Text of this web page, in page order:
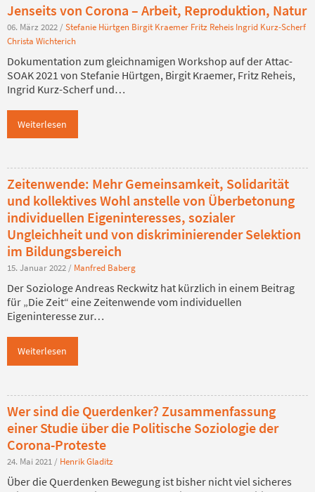
Jenseits von Corona – Arbeit, Reproduktion, Natur
06. März 2022 / Stefanie Hürtgen Birgit Kraemer Fritz Reheis Ingrid Kurz-Scherf
Christa Wichterich
Dokumentation zum gleichnamigen Workshop auf der Attac-
SOAK 2021 von Stefanie Hürtgen, Birgit Kraemer, Fritz Reheis,
Ingrid Kurz-Scherf und…
Weiterlesen
Zeitenwende: Mehr Gemeinsamkeit, Solidarität
und kollektives Wohl anstelle von Überbetonung
individuellen Eigeninteresses, sozialer
Ungleichheit und von diskriminierender Selektion
im Bildungsbereich
15. Januar 2022 / Manfred Baberg
Der Soziologe Andreas Reckwitz hat kürzlich in einem Beitrag
für „Die Zeit“ eine Zeitenwende vom individuellen
Eigeninteresse zur…
Weiterlesen
Wer sind die Querdenker? Zusammenfassung
einer Studie über die Politische Soziologie der
Corona-Proteste
24. Mai 2021 / Henrik Gladitz
Über die Querdenken Bewegung ist bisher nicht viel sicheres